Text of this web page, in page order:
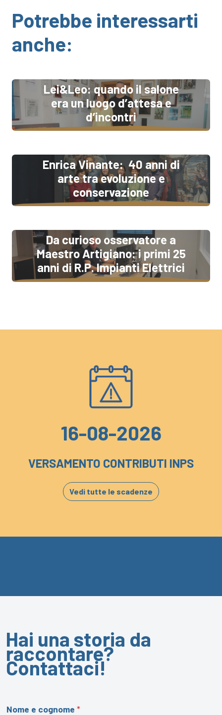
Potrebbe interessarti
anche:
Lei&Leo: quando il salone
era un luogo d’attesa e
d’incontri
Enrica Vinante: 40 anni di
arte tra evoluzione e
conservazione
Da curioso osservatore a
Maestro Artigiano: i primi 25
anni di R.P. Impianti Elettrici
16-08-2026
VERSAMENTO CONTRIBUTI INPS
Vedi tutte le scadenze
Hai una storia da
raccontare?
Contattaci!
Nome e cognome *